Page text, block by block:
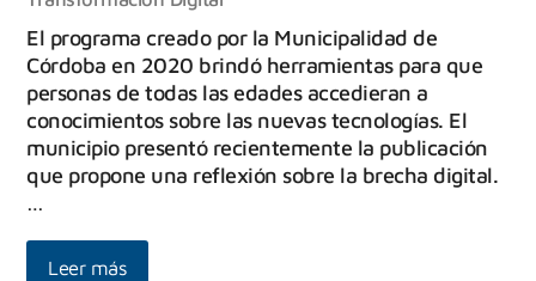
El programa creado por la Municipalidad de
Córdoba en 2020 brindó herramientas para que
personas de todas las edades accedieran a
conocimientos sobre las nuevas tecnologías. El
municipio presentó recientemente la publicación
que propone una reflexión sobre la brecha digital.
…
Leer más